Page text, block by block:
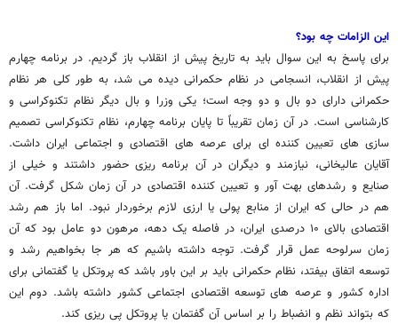
این الزامات چه بود؟
برای پاسخ به این سوال باید به تاریخ پیش از انقلاب باز گردیم. در برنامه چهارم
پیش از انقلاب، انسجامی در نظام حکمرانی دیده می شد، به طور کلی هر نظام
حکمرانی دارای دو بال و دو وجه است؛ یکی وزرا و بال دیگر نظام تکنوکراسی و
کارشناسی است. در آن زمان تقریباً تا پایان برنامه چهارم، نظام تکنوکراسی تصمیم
سازی های تعیین کننده ای برای عرصه های اقتصادی و اجتماعی ایران داشت.
آقایان عالیخانی، نیازمند و دیگران در آن برنامه ریزی حضور داشتند و خیلی از
صنایع و رشدهای بهت آور و تعیین کننده اقتصادی در آن زمان شکل گرفت. آن
هم در حالی که ایران از منابع پولی یا ارزی لازم برخوردار نبود. اما باز هم رشد
اقتصادی بالای ۱۰ درصدی ایران، در فاصله یک دهه، مرهون دو عامل بود که آن
زمان سرلوحه عمل قرار گرفت. توجه داشته باشیم که هر جا بخواهیم رشد و
توسعه اتفاق بیفتد، نظام حکمرانی باید بر این باور باشد که پروتکل یا گفتمانی برای
اداره کشور و عرصه های توسعه اقتصادی اجتماعی کشور داشته باشد. دوم این
که بتواند نظم و انضباط را بر اساس آن گفتمان یا پروتکل پی ریزی کند.